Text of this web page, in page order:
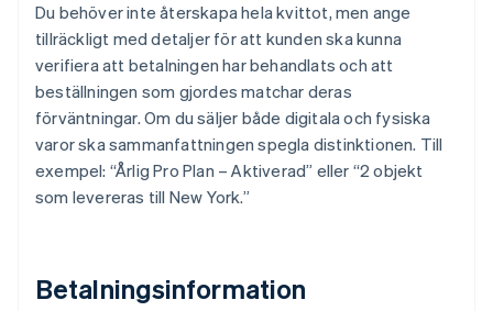
Du behöver inte återskapa hela kvittot, men ange
tillräckligt med detaljer för att kunden ska kunna
verifiera att betalningen har behandlats och att
beställningen som gjordes matchar deras
förväntningar. Om du säljer både digitala och fysiska
varor ska sammanfattningen spegla distinktionen. Till
exempel: “Årlig Pro Plan – Aktiverad” eller “2 objekt
som levereras till New York.”
Betalningsinformation